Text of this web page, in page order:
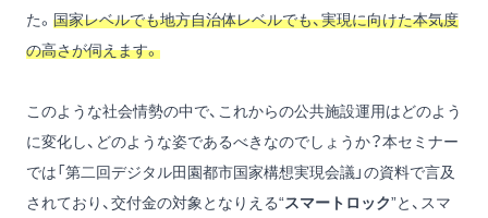
た。 国家レベルでも地方自治体レベルでも、実現に向けた本気度
の高さが伺えます。
このような社会情勢の中で、これからの公共施設運用はどのよう
に変化し、どのような姿であるべきなのでしょうか？本セミナー
では「 第二回デジタル田園都市国家構想実現会議 」の資料で言及
されており、交付金の対象となりえる“スマートロック”と、スマ